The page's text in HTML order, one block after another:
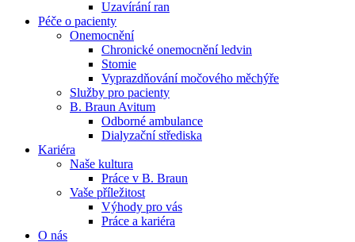
Uzavírání ran
Péče o pacienty
Onemocnění
Chronické onemocnění ledvin
Stomie
Vyprazdňování močového měchýře
Služby pro pacienty
B. Braun Avitum
Odborné ambulance
Dialyzační střediska
Kariéra
Naše kultura
Práce v B. Braun
Vaše příležitost​
Výhody pro vás
Práce a kariéra
O nás